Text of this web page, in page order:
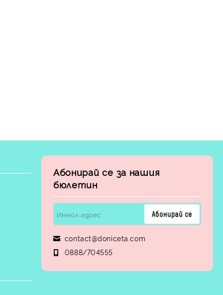
Абонирай се за нашия
бюлетин
contact@doniceta.com
0888/704555